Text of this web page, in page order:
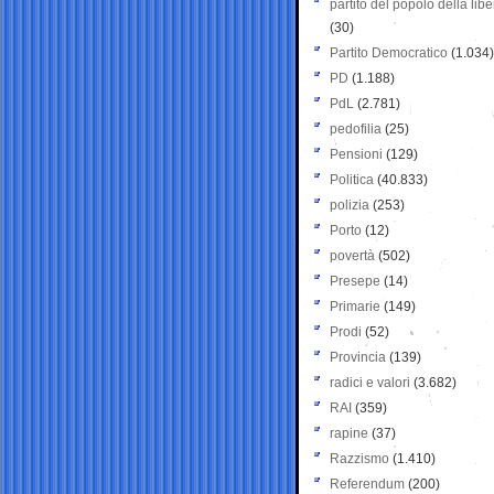
partito del popolo della
(30)
Partito Democratico (1.034)
PD (1.188)
PdL (2.781)
pedofilia (25)
Pensioni (129)
Politica (40.833)
polizia (253)
Porto (12)
povertà (502)
Presepe (14)
Primarie (149)
Prodi (52)
Provincia (139)
radici e valori (3.682)
RAI (359)
rapine (37)
Razzismo (1.410)
Referendum (200)